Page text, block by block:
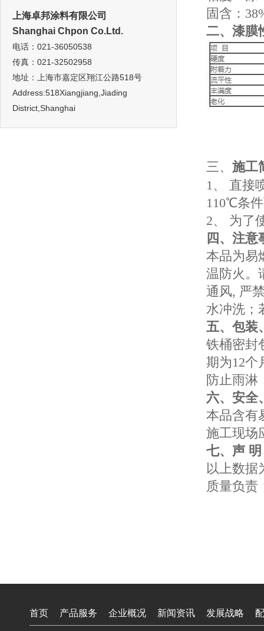
上海卓邦涂料有限公司
Shanghai Chpon Co.Ltd.
电话：021-36050538
传真：021-32502958
地址：上海市嘉定区翔江公路518号
Address:518Xiangjiang,Jiading
District,Shanghai
固含：
二、漆膜
三、 施工
1、 直接
110℃条
2、 为了
四、注意
本品为易
温防火。
通风, 严
水冲洗；
五、包装
铁桶密封
期为12个
防止雨淋
六、安全
本品含有
施工现场
七、声
以上数据
质量负责
首页 产品服务 企业概况 新闻资讯 发展战略